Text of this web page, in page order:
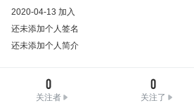
2020-04-13 加入
还未添加个人签名
还未添加个人简介
0
关注者
0
关注了